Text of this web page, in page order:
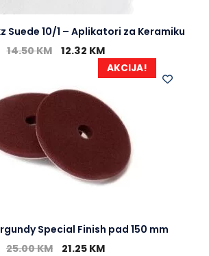
Suede 10/1 – Aplikatori za Keramiku
14.50KM 12.32 KM
AKCIJA!
Special Finish pad 150 mm
25.00KM 21.25 KM